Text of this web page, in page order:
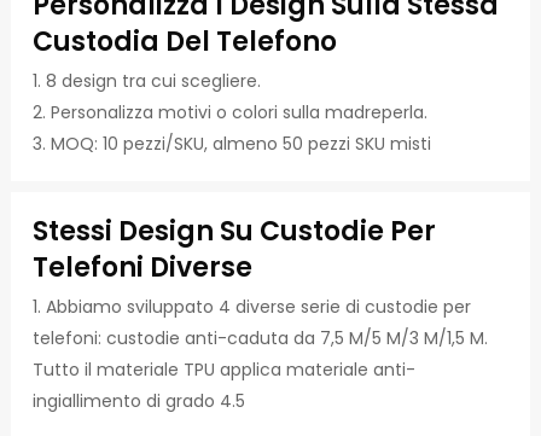
Custodia Del Telefono
1. 8 design tra cui scegliere.
2. Personalizza motivi o colori sulla madreperla.
3. MOQ: 10 pezzi/SKU, almeno 50 pezzi SKU misti
Stessi Design Su Custodie Per
Telefoni Diverse
1. Abbiamo sviluppato 4 diverse serie di custodie per
telefoni: custodie anti-caduta da 7,5 M/5 M/3 M/1,5 M.
Tutto il materiale TPU applica materiale anti-
ingiallimento di grado 4.5